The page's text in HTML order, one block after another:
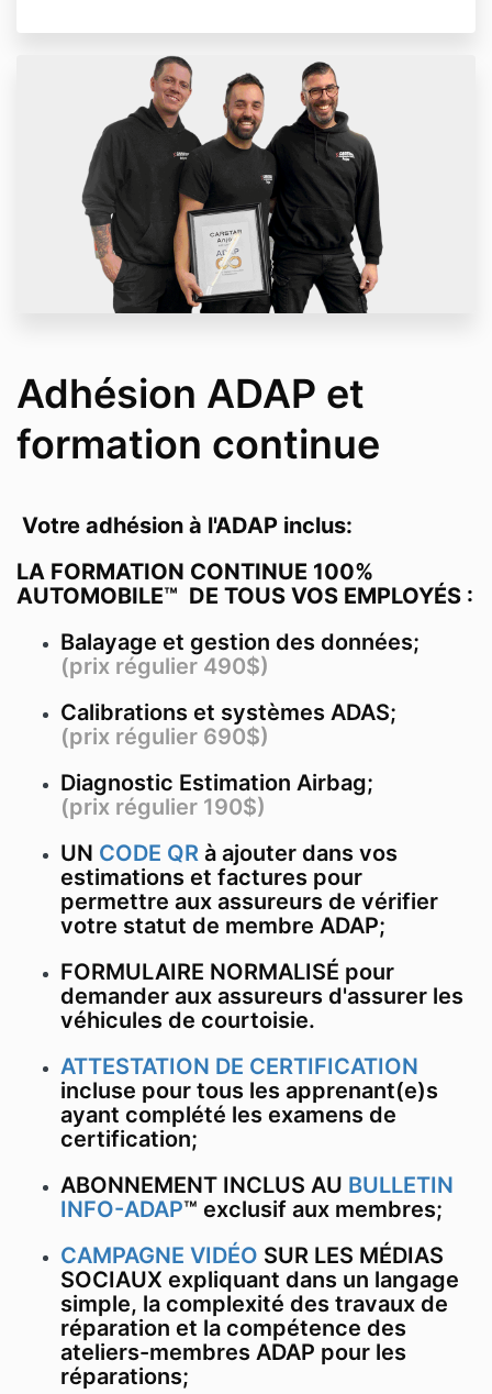
Adhésion ADAP et
formation continue
Votre adhésion à l'ADAP inclus:
LA FORMATION CONTINUE 100%
AUTOMOBILE™ DE TOUS VOS EMPLOYÉS :
Balayage et gestion des données;
(prix régulier 490$)
Calibrations et systèmes ADAS;
(prix régulier 690$)
Diagnostic Estimation Airbag;
(prix régulier 190$)
UN CODE QR à ajouter dans vos
estimations et factures pour
permettre aux assureurs de vérifier
votre statut de membre ADAP;
FORMULAIRE NORMALISÉ pour
demander aux assureurs d'assurer les
véhicules de courtoisie.
ATTESTATION DE CERTIFICATION
incluse pour tous les apprenant(e)s
ayant complété les examens de
certification;
ABONNEMENT INCLUS AU BULLETIN
INFO-ADAP™ exclusif aux membres;
CAMPAGNE VIDÉO SUR LES MÉDIAS
SOCIAUX expliquant dans un langage
simple, la complexité des travaux de
réparation et la compétence des
ateliers-membres ADAP pour les
réparations;